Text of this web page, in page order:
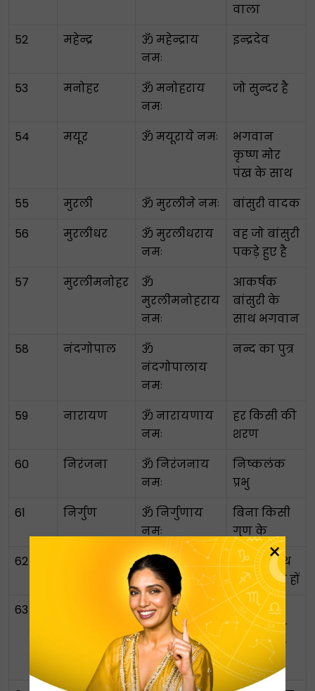
वाला
52
महेन्द्र
ॐ महेन्द्राय
नमः
इन्द्रदेव
53 मनोहर
ॐ मनोहराय
नमः
जो सुन्दर है
54 मयूर ॐ मयूराये नमः
भगवान
कृष्ण मोर
पंख के साथ
55
मुरली ॐ मुरलीने नमः
बांसुरी वादक
56
मुरलीधर
ॐ मुरलीधराय
नमः
वह जो बांसुरी
पकड़े हुए है
57
मुरलीमनोहर
ॐ
मुरलीमनोहराय
नमः
आकर्षक
बांसुरी के
साथ भगवान
58
नंदगोपाल
ॐ
नंदगोपालाय
नमः
नन्द का पुत्र
59 नारायण
ॐ नारायणाय
नमः
हर किसी की
शरण
60
निरंजना
ॐ निरंजनाय
नमः
निष्कलंक
प्रभु
61
निर्गुण
ॐ निर्गुणाय
नमः
बिना किसी
गुण के
62
ॐ पद्महस्ताय
नमः
जिसके हाथ
कमल जैसे हों
63
ॐ पद्मनाभाय
नमः
कमल के
आकार की
नाभि वाले
भगवान
×